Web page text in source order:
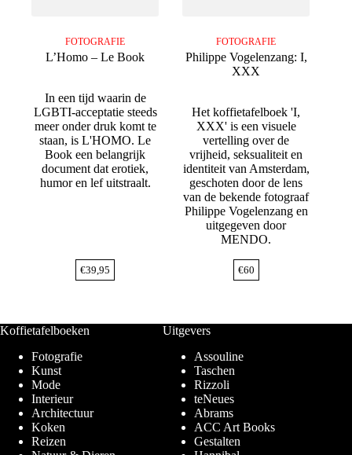
FOTOGRAFIE
L’Homo – Le Book
In een tijd waarin de
LGBTI-acceptatie steeds
meer onder druk komt te
staan, is L'HOMO. Le
Book een belangrijk
document dat erotiek,
humor en lef uitstraalt.
€39,95
FOTOGRAFIE
Philippe Vogelenzang: I,
XXX
Het koffietafelboek 'I,
XXX' is een visuele
vertelling over de
vrijheid, seksualiteit en
identiteit van Amsterdam,
geschoten door de lens
van de bekende fotograaf
Philippe Vogelenzang en
uitgegeven door
MENDO.
€60
Koffietafelboeken
Fotografie
Kunst
Mode
Interieur
Architectuur
Koken
Reizen
Uitgevers
Assouline
Taschen
Rizzoli
teNeues
Abrams
ACC Art Books
Gestalten